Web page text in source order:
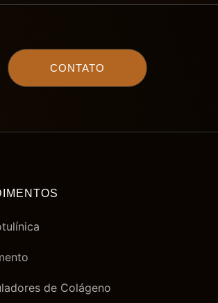
CONTATO
de Colágeno